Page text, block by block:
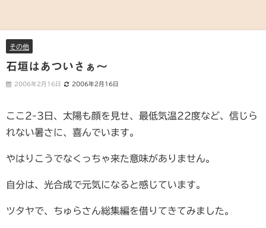
その他
石垣はあついさぁ～
2006年2月16日 2006年2月16日
ここ2-3日、太陽も顔を見せ、最低気温22度など、信じら
れない暑さに、喜んでいます。
やはりこうでなくっちゃ来た意味がありません。
自分は、光合成で元気になると感じています。
ツタヤで、ちゅらさん総集編を借りてきてみました。